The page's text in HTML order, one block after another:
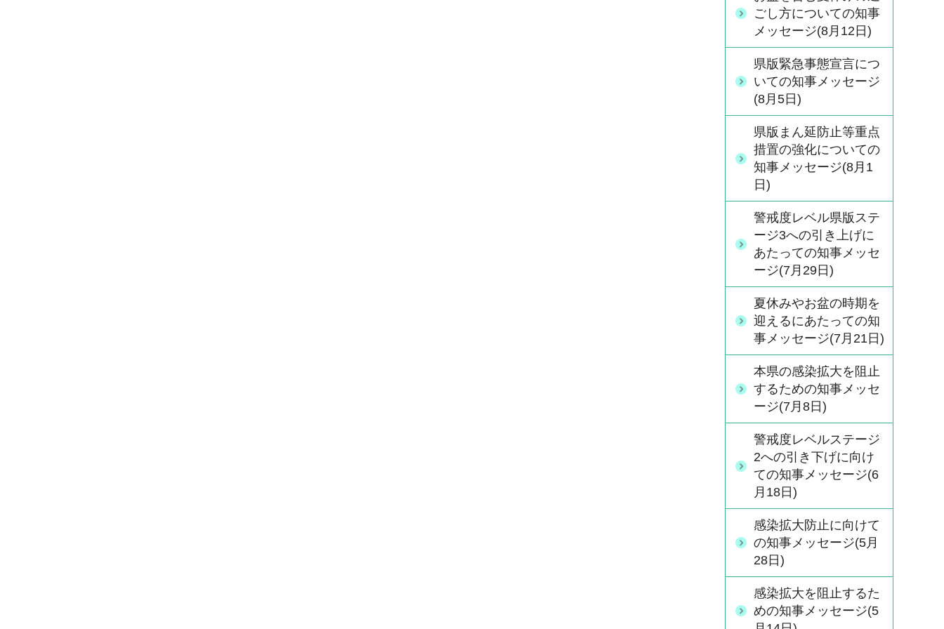
ごし方についての知事
メッセージ(8月12日)
県版緊急事態宣言につ
いての知事メッセージ
(8月5日)
県版まん延防止等重点
措置の強化についての
知事メッセージ(8月1
日)
警戒度レベル県版ステ
ージ3への引き上げに
あたっての知事メッセ
ージ(7月29日)
夏休みやお盆の時期を
迎えるにあたっての知
事メッセージ(7月21日)
本県の感染拡大を阻止
するための知事メッセ
ージ(7月8日)
警戒度レベルステージ
2への引き下げに向け
ての知事メッセージ(6
月18日)
感染拡大防止に向けて
の知事メッセージ(5月
28日)
感染拡大を阻止するた
めの知事メッセージ(5